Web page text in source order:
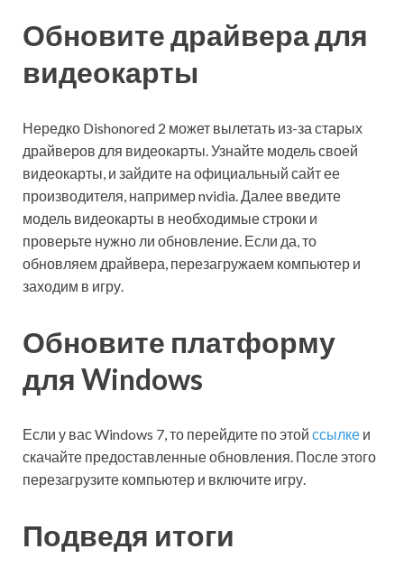
Обновите драйвера для
видеокарты
Нередко Dishonored 2 может вылетать из-за старых
драйверов для видеокарты. Узнайте модель своей
видеокарты, и зайдите на официальный сайт ее
производителя, например nvidia. Далее введите
модель видеокарты в необходимые строки и
проверьте нужно ли обновление. Если да, то
обновляем драйвера, перезагружаем компьютер и
заходим в игру.
Обновите платформу
для Windows
Если у вас Windows 7, то перейдите по этой ссылке и
скачайте предоставленные обновления. После этого
перезагрузите компьютер и включите игру.
Подведя итоги